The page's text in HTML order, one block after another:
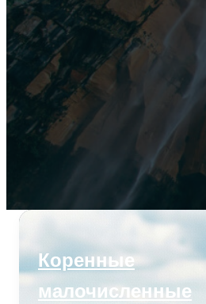
Коренные
малочисленные